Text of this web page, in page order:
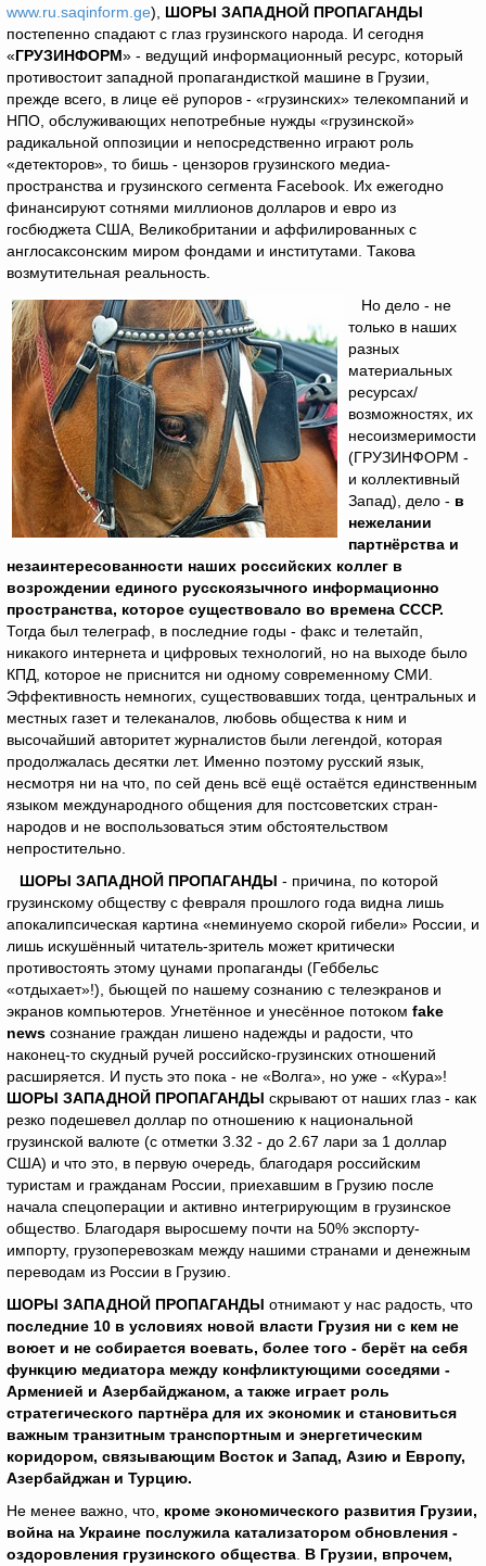
www.ru.saqinform.ge), ШОРЫ ЗАПАДНОЙ ПРОПАГАНДЫ
постепенно спадают с глаз грузинского народа. И сегодня
«ГРУЗИНФОРМ» - ведущий информационный ресурс, который
противостоит западной пропагандисткой машине в Грузии,
прежде всего, в лице её рупоров - «грузинских» телекомпаний и
НПО, обслуживающих непотребные нужды «грузинской»
радикальной оппозиции и непосредственно играют роль
«детекторов», то бишь - цензоров грузинского медиа-
пространства и грузинского сегмента Facebook. Их ежегодно
финансируют сотнями миллионов долларов и евро из
госбюджета США, Великобритании и аффилированных с
англосаксонским миром фондами и институтами. Такова
возмутительная реальность.
Но дело - не
только в наших
разных
материальных
ресурсах/
возможностях, их
несоизмеримости
(ГРУЗИНФОРМ -
и коллективный
Запад), дело - в
нежелании
партнёрства и
незаинтересованности наших российских коллег в
возрождении единого русскоязычного информационно
пространства, которое существовало во времена СССР.
Тогда был телеграф, в последние годы - факс и телетайп,
никакого интернета и цифровых технологий, но на выходе было
КПД, которое не приснится ни одному современному СМИ.
Эффективность немногих, существовавших тогда, центральных и
местных газет и телеканалов, любовь общества к ним и
высочайший авторитет журналистов были легендой, которая
продолжалась десятки лет. Именно поэтому русский язык,
несмотря ни на что, по сей день всё ещё остаётся единственным
языком международного общения для постсоветских стран-
народов и не воспользоваться этим обстоятельством
непростительно.
ШОРЫ ЗАПАДНОЙ ПРОПАГАНДЫ - причина, по которой
грузинскому обществу с февраля прошлого года видна лишь
апокалипсическая картина «неминуемо скорой гибели» России, и
лишь искушённый читатель-зритель может критически
противостоять этому цунами пропаганды (Геббельс
«отдыхает»!), бьющей по нашему сознанию с телеэкранов и
экранов компьютеров. Угнетённое и унесённое потоком fake
news сознание граждан лишено надежды и радости, что
наконец-то скудный ручей российско-грузинских отношений
расширяется. И пусть это пока - не «Волга», но уже - «Кура»!
ШОРЫ ЗАПАДНОЙ ПРОПАГАНДЫ скрывают от наших глаз - как
резко подешевел доллар по отношению к национальной
грузинской валюте (с отметки 3.32 - до 2.67 лари за 1 доллар
США) и что это, в первую очередь, благодаря российским
туристам и гражданам России, приехавшим в Грузию после
начала спецоперации и активно интегрирующим в грузинское
общество. Благодаря выросшему почти на 50% экспорту-
импорту, грузоперевозкам между нашими странами и денежным
переводам из России в Грузию.
ШОРЫ ЗАПАДНОЙ ПРОПАГАНДЫ отнимают у нас радость, что
последние 10 в условиях новой власти Грузия ни с кем не
воюет и не собирается воевать, более того - берёт на себя
функцию медиатора между конфликтующими соседями -
Арменией и Азербайджаном, а также играет роль
стратегического партнёра для их экономик и становиться
важным транзитным транспортным и энергетическим
коридором, связывающим Восток и Запад, Азию и Европу,
Азербайджан и Турцию.
Не менее важно, что, кроме экономического развития Грузии,
война на Украине послужила катализатором обновления -
оздоровления грузинского общества В Грузии, впрочем,